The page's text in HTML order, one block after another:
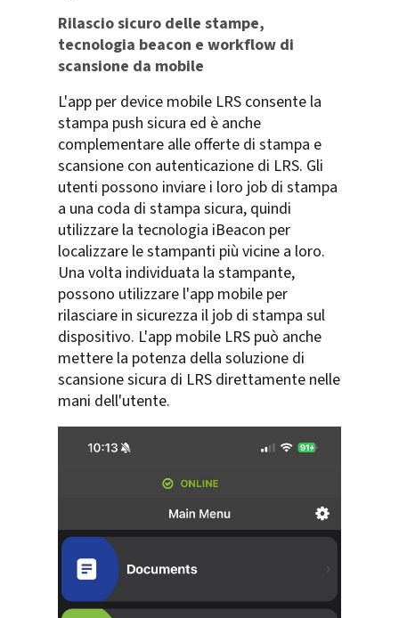
Rilascio sicuro delle stampe,
tecnologia beacon e workflow di
scansione da mobile
L'app per device mobile LRS consente la
stampa push sicura ed è anche
complementare alle offerte di stampa e
scansione con autenticazione di LRS. Gli
utenti possono inviare i loro job di stampa
a una coda di stampa sicura, quindi
utilizzare la tecnologia iBeacon per
localizzare le stampanti più vicine a loro.
Una volta individuata la stampante,
possono utilizzare l'app mobile per
rilasciare in sicurezza il job di stampa sul
dispositivo. L'app mobile LRS può anche
mettere la potenza della soluzione di
scansione sicura di LRS direttamente nelle
mani dell'utente.